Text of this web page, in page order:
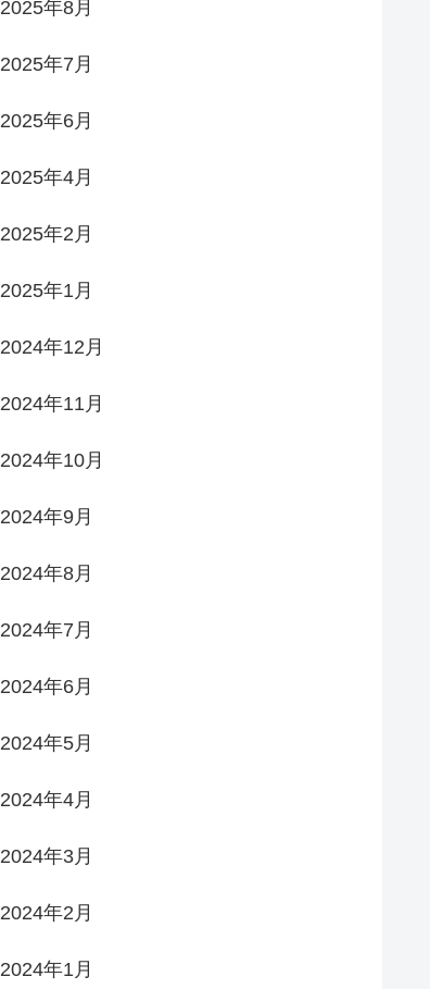
2025年8月
2025年7月
2025年6月
2025年4月
2025年2月
2025年1月
2024年12月
2024年11月
2024年10月
2024年9月
2024年8月
2024年7月
2024年6月
2024年5月
2024年4月
2024年3月
2024年2月
2024年1月